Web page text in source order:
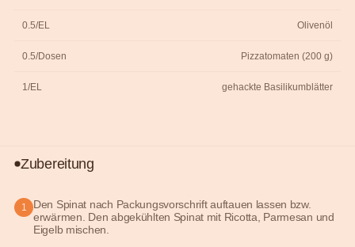
0.5/EL Olivenöl
0.5/Dosen Pizzatomaten (200 g)
1/EL gehackte Basilikumblätter
Zubereitung
1
Den Spinat nach Packungsvorschrift auftauen lassen bzw.
erwärmen. Den abgekühlten Spinat mit Ricotta, Parmesan und
Eigelb mischen.